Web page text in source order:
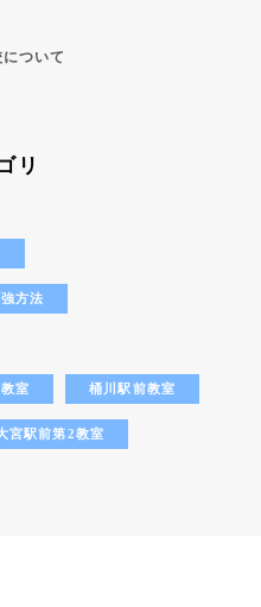
ついて
リ
方法
室 桶川駅前教室
宮駅前第2教室